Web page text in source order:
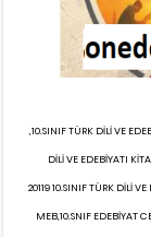
,10.SINIF TÜRK DİLİ VE
DİLİ VE EDEBİYATI
20119 10.SINIF TÜRK DİLİ
MEB,10.SNIF EDEBİYAT